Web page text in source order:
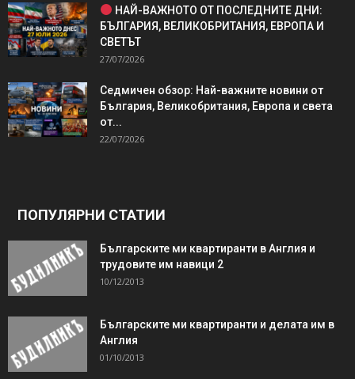
НАЙ-ВАЖНОТО ОТ ПОСЛЕДНИТЕ ДНИ:
БЪЛГАРИЯ, ВЕЛИКОБРИТАНИЯ, ЕВРОПА И
СВЕТЪТ
27/07/2026
Седмичен обзор: Най-важните новини от
България, Великобритания, Европа и света
от...
22/07/2026
ПОПУЛЯРНИ СТАТИИ
Българските ми квартиранти в Англия и
трудовите им навици 2
10/12/2013
Българските ми квартиранти и делата им в
Англия
01/10/2013